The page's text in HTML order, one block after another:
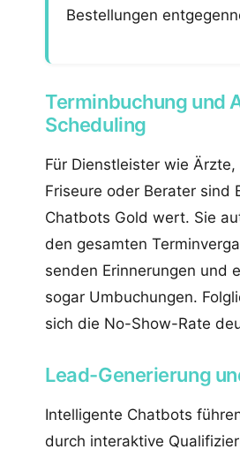
Bestellungen
Terminbuchung und
Scheduling
Für Dienstleister wie
Friseure oder Berater sind
Chatbots Gold wert. Sie
den gesamten
senden Erinnerungen und
sogar Umbuchungen.
sich die No-Show-Rate
Lead-Generierung
Intelligente Chatbots
durch interaktive